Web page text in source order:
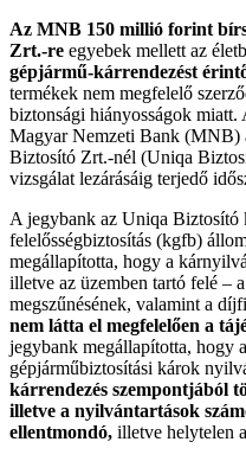
Az MNB 150 millió forint
Zrt.-re egyebek mellett az
gépjármű-kárrendezést
termékek nem megfelelő
biztonsági hiányosságok miatt.
Magyar Nemzeti Bank (MNB)
Biztosító Zrt.-nél (Uniqa
vizsgálat lezárásáig terjedő
A jegybank az Uniqa Biztosító
felelősségbiztosítás (kgfb)
megállapította, hogy a
illetve az üzemben tartó felé –
megszűnésének, valamint a
nem látta el megfelelően a
jegybank megállapította, hogy
gépjárműbiztosítási károk
kárrendezés szempontjából
illetve a nyilvántartások
ellentmondó, illetve helytelen